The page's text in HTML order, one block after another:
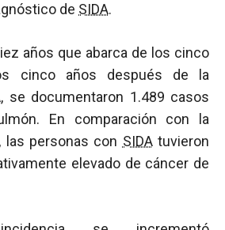
de SIDA.
años que abarca de los cinco
cinco años después de la
, se documentaron 1.489 casos
En comparación con la
las personas con SIDAtuvieron
elevado de cáncer de